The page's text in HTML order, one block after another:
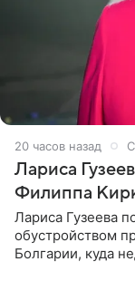
20 часов назад
Лариса
Филиппа
Лариса Гузеева
обустройством
Болгарии, куда